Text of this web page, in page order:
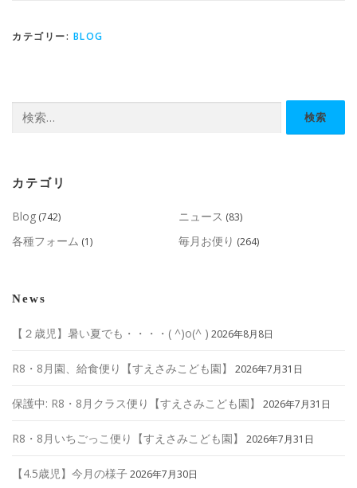
カテゴリー: BLOG
索:
カテゴリ
Blog (742) ニュース (83)
各種フォーム (1) 毎月お便り (264)
News
【２歳児】暑い夏でも・・・・( ^)o(^ ) 2026年8月8日
R8・8月園、給食便り【すえさみこども園】 2026年7月31日
保護中: R8・8月クラス便り【すえさみこども園】 2026年7月31日
R8・8月いちごっこ便り【すえさみこども園】 2026年7月31日
【4.5歳児】今月の様子 2026年7月30日